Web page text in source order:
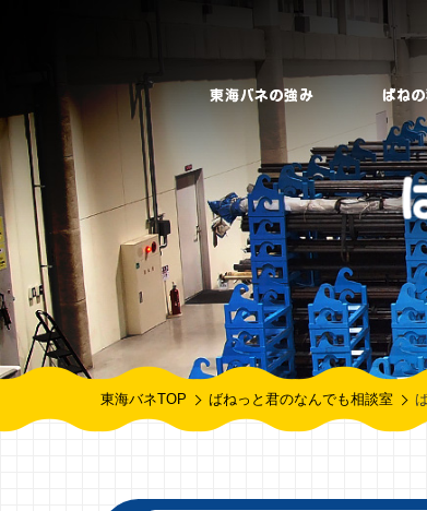
東海バネTOP ばねっと君のなんでも相談室